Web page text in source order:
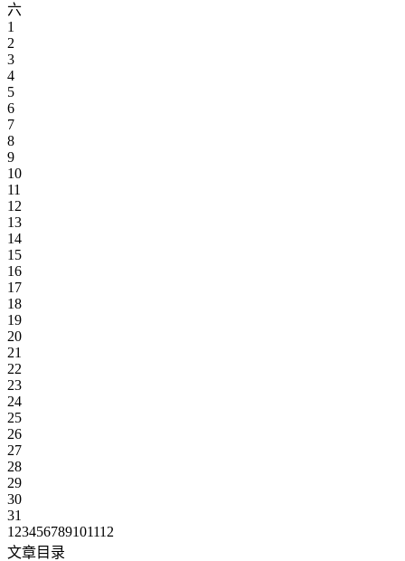
六
1
2
3
4
5
6
7
8
9
10
11
12
13
14
15
16
17
18
19
20
21
22
23
24
25
26
27
28
29
30
31
1 23456789101112
文章目录